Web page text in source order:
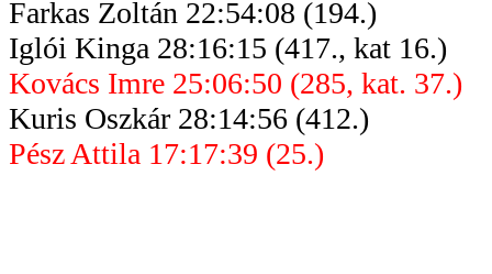
Farkas Zoltán 22:54:08 (194.)
Iglói Kinga 28:16:15 (417., kat 16.)
Kovács Imre 25:06:50 (285, kat. 37.)
Kuris Oszkár 28:14:56 (412.)
Pész Attila 17:17:39 (25.)